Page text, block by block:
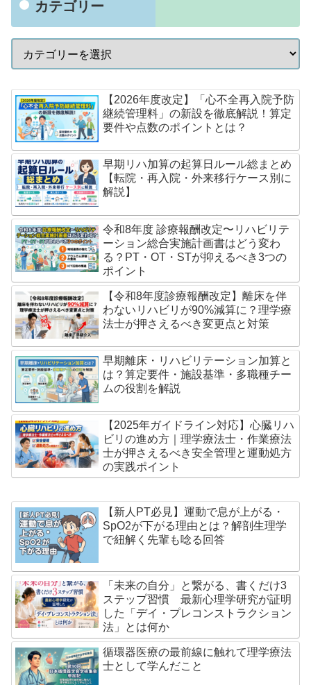
カテゴリー
【2026年度改定】「心不全再入院予防
継続管理料」の新設を徹底解説！算定
要件や点数のポイントとは？
早期リハ加算の起算日ルール総まとめ
【転院・再入院・外来移行ケース別に
解説】
令和8年度 診療報酬改定〜リハビリテ
ーション総合実施計画書はどう変わ
る？PT・OT・STが抑えるべき3つの
ポイント
【令和8年度診療報酬改定】離床を伴
わないリハビリが90%減算に？理学療
法士が押さえるべき変更点と対策
早期離床・リハビリテーション加算と
は？算定要件・施設基準・多職種チー
ムの役割を解説
【2025年ガイドライン対応】心臓リハ
ビリの進め方｜理学療法士・作業療法
士が押さえるべき安全管理と運動処方
の実践ポイント
【新人PT必見】運動で息が上がる・
SpO2が下がる理由とは？解剖生理学
で紐解く先輩も唸る回答
「未来の自分」と繋がる、書くだけ3
ステップ習慣 最新心理学研究が証明
した「デイ・プレコンストラクション
法」とは何か
循環器医療の最前線に触れて理学療法
士として学んだこと